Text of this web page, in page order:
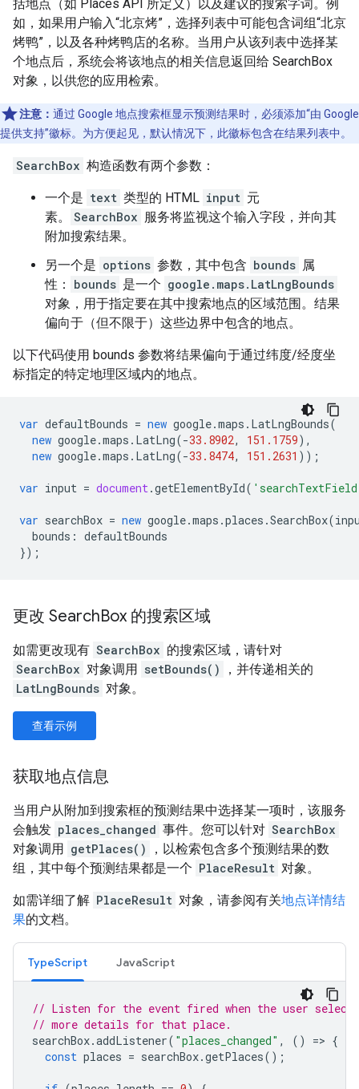
括地点（如 Places API 所定义）以及建议的搜索字词。例
如，如果用户输入“北京烤”，选择列表中可能包含词组“北京
烤鸭”，以及各种烤鸭店的名称。当用户从该列表中选择某
个地点后，系统会将该地点的相关信息返回给 SearchBox
对象，以供您的应用检索。
注意： 通过 Google 地点搜索框显示预测结果时，必须添加“由 Google
提供支持”徽标。为方便起见，默认情况下，此徽标包含在结果列表中。
SearchBox 构造函数有两个参数：
一个是 text 类型的 HTML input 元
素。
SearchBox 服务将监视这个输入字段，并向其
附加搜索结果。
另一个是 options 参数，其中包含 bounds 属
性：
bounds 是一个 google.maps.LatLngBounds
对象，用于指定要在其中搜索地点的区域范围。结果
偏向于（但不限于）这些边界中包含的地点。
以下代码使用 bounds 参数将结果偏向于通过纬度/经度坐
标指定的特定地理区域内的地点。
var defaultBounds = new google.maps . LatLngBounds(
new google.maps . LatLng(-33.8902, 151.1759),
new google.maps . LatLng(-33.8474, 151.2631 ));
var input = document.getElementById(
var searchBox = new google.maps .places .SearchBox(
bounds : defaultBounds
});
更改 SearchBox 的搜索区域
如需更改现有 SearchBox 的搜索区域，请针对
SearchBox 对象调用 setBounds()
，并传递相关的
LatLngBounds 对象。
查看示例
获取地点信息
当用户从附加到搜索框的预测结果中选择某一项时，该服务
会触发 places_changed 事件。您可以针对 SearchBox
对象调用 getPlaces()
，以检索包含多个预测结果的数
组，其中每个预测结果都是一个 PlaceResult 对象。
如需详细了解 PlaceResult 对象，请参阅有关地点详情结
果的文档。
TypeScript JavaScript
// Listen for the event fired when the user
// more details for that place.
searchBox.addListener( "places_changed" , () => {
const places = searchBox.getPlaces();